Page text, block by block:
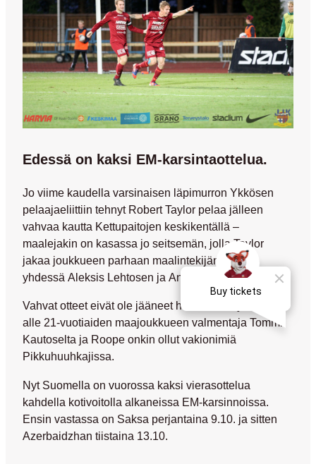
Edessä on kaksi EM-karsintaottelua.
Jo viime kaudella varsinaisen läpimurron Ykkösen
pelaajaeliittiin tehnyt Robert Taylor pelaa jälleen
vahvaa kautta Kettupaitojen keskikentällä –
maalejakin on kasassa jo seitsemän, jolla Taylor
jakaa joukkueen parhaan maalintekijän tittelin
yhdessä Aleksis Lehtosen ja Antto Hilskankanssa.
Vahvat otteet eivät ole jääneet huomiotta myöskään
alle 21-vuotiaiden maajoukkueen valmentaja Tommi
Kautoselta ja Roope onkin ollut vakionimiä
Pikkuhuuhkajissa.
Nyt Suomella on vuorossa kaksi vierasottelua
kahdella kotivoitolla alkaneissa EM-karsinnoissa.
Ensin vastassa on Saksa perjantaina 9.10. ja sitten
Azerbaidzhan tiistaina 13.10.